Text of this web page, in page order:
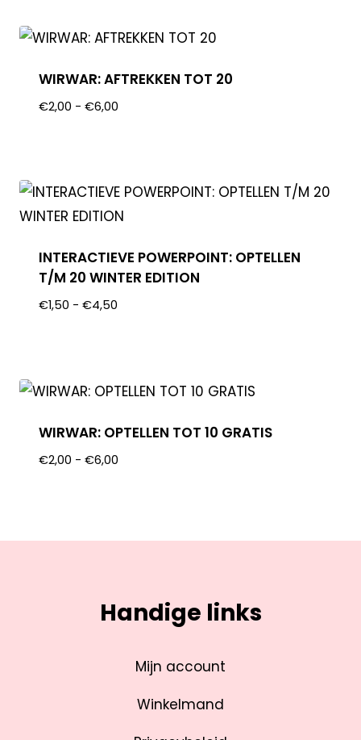
WIRWAR: AFTREKKEN TOT 20
€2,00 - €6,00
INTERACTIEVE POWERPOINT: OPTELLEN
T/M 20 WINTER EDITION
€1,50 - €4,50
WIRWAR: OPTELLEN TOT 10 GRATIS
€2,00 - €6,00
Handige links
Mijn account
Winkelmand